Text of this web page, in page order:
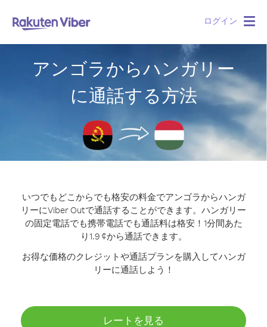
ログイン
アンゴラからハンガリー
に通話する方法
いつでもどこからでも格安の料金でアンゴラからハンガ
リーにViber Outで通話することができます。 ハンガリー
の固定電話でも携帯電話でも通話料は格安！1分間あた
り1.9 ¢から通話できます。
お得な価格のクレジットや通話プランを購入してハンガ
リーに通話しよう！
レートを見る